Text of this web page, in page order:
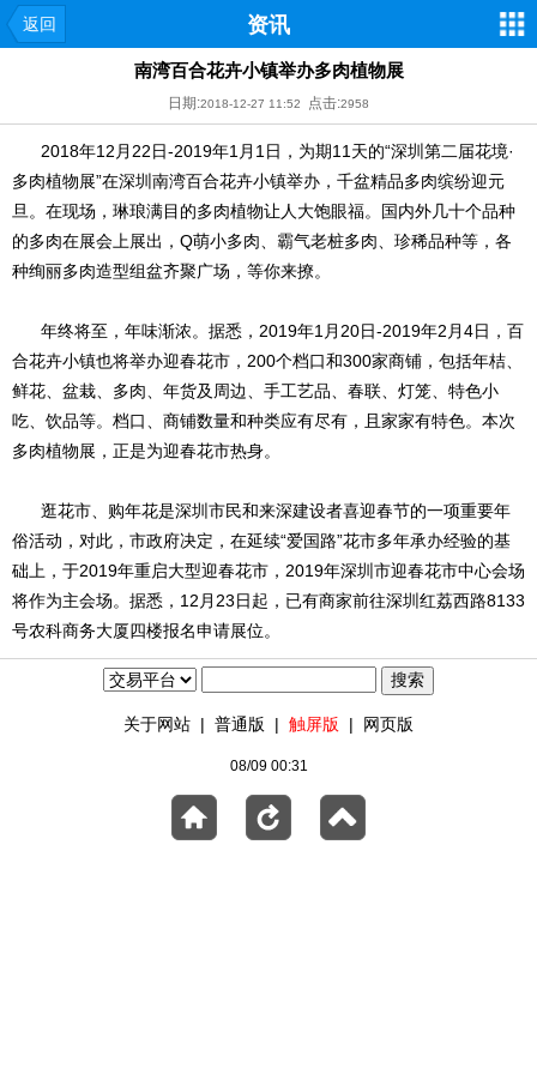
返回 资讯
南湾百合花卉小镇举办多肉植物展
日期:2018-12-27 11:52 点击:2958
2018年12月22日-2019年1月1日，为期11天的“深圳第二届花境·
多肉植物展”在深圳南湾百合花卉小镇举办，千盆精品多肉缤纷迎元
旦。在现场，琳琅满目的多肉植物让人大饱眼福。国内外几十个品种
的多肉在展会上展出，Q萌小多肉、霸气老桩多肉、珍稀品种等，各
种绚丽多肉造型组盆齐聚广场，等你来撩。
年终将至，年味渐浓。据悉，2019年1月20日-2019年2月4日，百
合花卉小镇也将举办迎春花市，200个档口和300家商铺，包括年桔、
鲜花、盆栽、多肉、年货及周边、手工艺品、春联、灯笼、特色小
吃、饮品等。档口、商铺数量和种类应有尽有，且家家有特色。本次
多肉植物展，正是为迎春花市热身。
逛花市、购年花是深圳市民和来深建设者喜迎春节的一项重要年
俗活动，对此，市政府决定，在延续“爱国路”花市多年承办经验的基
础上，于2019年重启大型迎春花市，2019年深圳市迎春花市中心会场
将作为主会场。据悉，12月23日起，已有商家前往深圳红荔西路8133
号农科商务大厦四楼报名申请展位。
关于网站 | 普通版 | 触屏版 | 网页版
08/09 00:31